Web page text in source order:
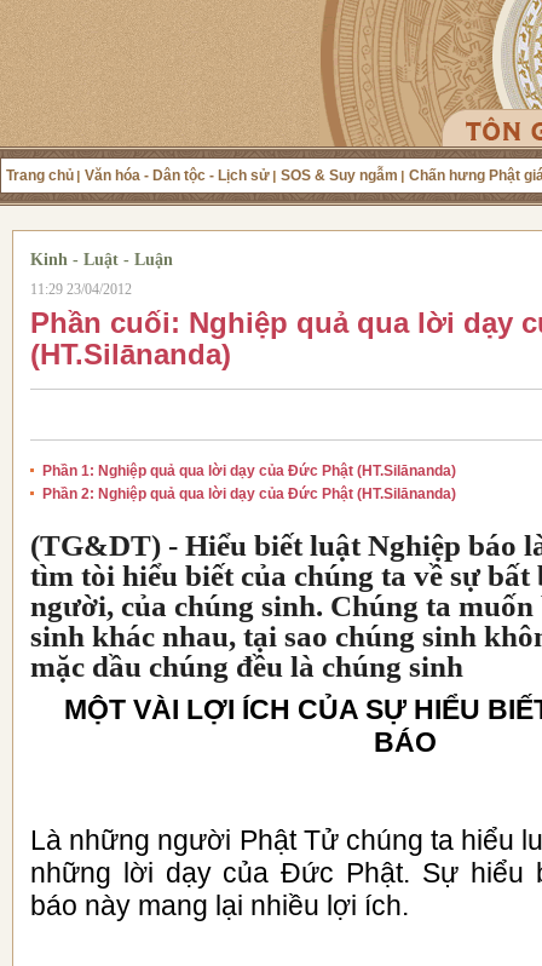
Trang chủ Văn hóa - Dân tộc - Lịch sử SOS & Suy ngẫm Chấn hưng Phật
Kinh - Luật - Luận
11:29 23/04/2012
Phần cuối: Nghiệp quả qua lời dạy
(HT.Silānanda)
Phần 1: Nghiệp quả qua lời dạy của Đức Phật (HT.Silānanda)
Phần 2: Nghiệp quả qua lời dạy của Đức Phật (HT.Silānanda)
(TG&DT) - Hiểu biết luật Nghiệp báo
tìm tòi hiểu biết của chúng ta về sự bất
người, của chúng sinh. Chúng ta
sinh khác nhau, tại sao chúng sinh
mặc dầu chúng đều là chúng sinh
MỘT VÀI LỢI ÍCH CỦA SỰ HIỂU
BÁO
Là những người Phật Tử chúng ta hiểu
những lời dạy của Đức Phật. Sự hiểu
báo này mang lại nhiều lợi ích.